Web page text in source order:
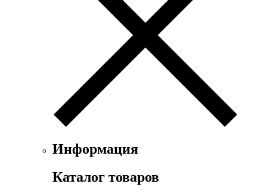
Gian Marco Venturi
Gianfranco Ferre
Giorgio Armani
GivenchyИнформация
Каталог товаров